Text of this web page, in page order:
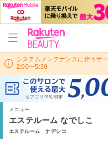
システムメンテナンスに伴うサ
2:00〜5:30
メニュー
エステルーム なでしこ
エステルーム ナデシコ